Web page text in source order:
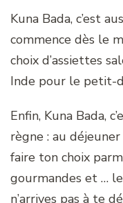
Kuna Bada, c’est
commence dès le
choix d’assiettes
Inde pour le petit-
Enfin, Kuna Bada,
règne : au
faire ton choix
gourmandes et …
n’arrives pas à te